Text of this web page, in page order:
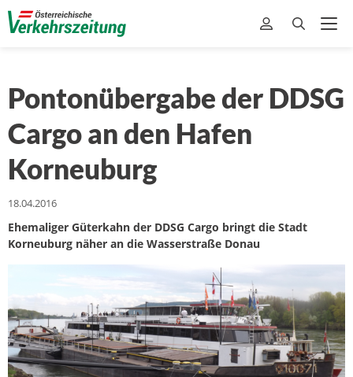
Pontonübergabe der DDSG
Cargo an den Hafen
Korneuburg
18.04.2016
Ehemaliger Güterkahn der DDSG Cargo bringt die Stadt
Korneuburg näher an die Wasserstraße Donau